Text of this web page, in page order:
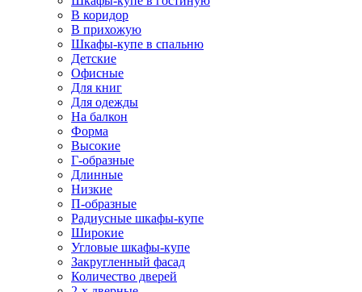
В коридор
В прихожую
Шкафы-купе в спальню
Детские
Офисные
Для книг
Для одежды
На балкон
Форма
Высокие
Г-образные
Длинные
Низкие
П-образные
Радиусные шкафы-купе
Широкие
Угловые шкафы-купе
Закругленный фасад
Количество дверей